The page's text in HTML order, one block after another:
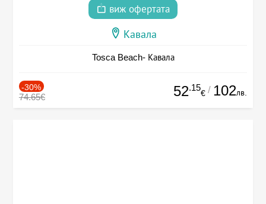
виж офертата
Кавала
Tosca Beach- Кавала
-30%
74.65€ 52.15
€ / 102лв.